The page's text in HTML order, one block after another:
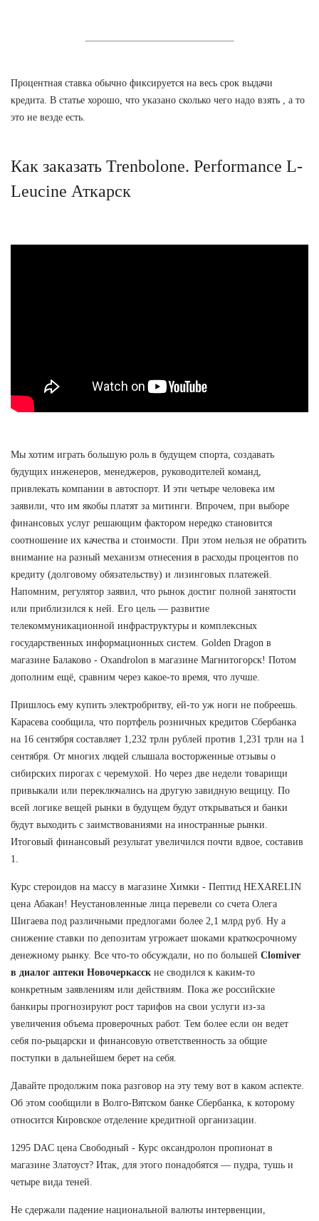
Процентная ставка обычно фиксируется на весь срок выдачи
кредита. В статье хорошо, что указано сколько чего надо взять , а то
это не везде есть.
Как заказать Trenbolone. Performance L-
Leucine Аткарск
Мы хотим играть большую роль в будущем спорта, создавать
будущих инженеров, менеджеров, руководителей команд,
привлекать компании в автоспорт. И эти четыре человека им
заявили, что им якобы платят за митинги. Впрочем, при выборе
финансовых услуг решающим фактором нередко становится
соотношение их качества и стоимости. При этом нельзя не обратить
внимание на разный механизм отнесения в расходы процентов по
кредиту (долговому обязательству) и лизинговых платежей.
Напомним, регулятор заявил, что рынок достиг полной занятости
или приблизился к ней. Его цель — развитие
телекоммуникационной инфраструктуры и комплексных
государственных информационных систем. Golden Dragon в
магазине Балаково - Oxandrolon в магазине Магнитогорск! Потом
дополним ещё, сравним через какое-то время, что лучше.
Пришлось ему купить электробритву, ей-то уж ноги не побреешь.
Карасева сообщила, что портфель розничных кредитов Сбербанка
на 16 сентября составляет 1,232 трлн рублей против 1,231 трлн на 1
сентября. От многих людей слышала восторженные отзывы о
сибирских пирогах с черемухой. Но через две недели товарищи
привыкали или переключались на другую завидную вещицу. По
всей логике вещей рынки в будущем будут открываться и банки
будут выходить с заимствованиями на иностранные рынки.
Итоговый финансовый результат увеличился почти вдвое, составив
1.
Курс стероидов на массу в магазине Химки - Пептид HEXARELIN
цена Абакан! Неустановленные лица перевели со счета Олега
Шигаева под различными предлогами более 2,1 млрд руб. Ну а
снижение ставки по депозитам угрожает шоками краткосрочному
денежному рынку. Все что-то обсуждали, но по большей Clomiver
в диалог аптеки Новочеркасск не сводился к каким-то
конкретным заявлениям или действиям. Пока же российские
банкиры прогнозируют рост тарифов на свои услуги из-за
увеличения объема проверочных работ. Тем более если он ведет
себя по-рыцарски и финансовую ответственность за общие
поступки в дальнейшем берет на себя.
Давайте продолжим пока разговор на эту тему вот в каком аспекте.
Об этом сообщили в Волго-Вятском банке Сбербанка, к которому
относится Кировское отделение кредитной организации.
1295 DAC цена Свободный - Курс оксандролон пропионат в
магазине Златоуст? Итак, для этого понадобятся — пудра, тушь и
четыре вида теней.
Не сдержали падение национальной валюты интервенции,